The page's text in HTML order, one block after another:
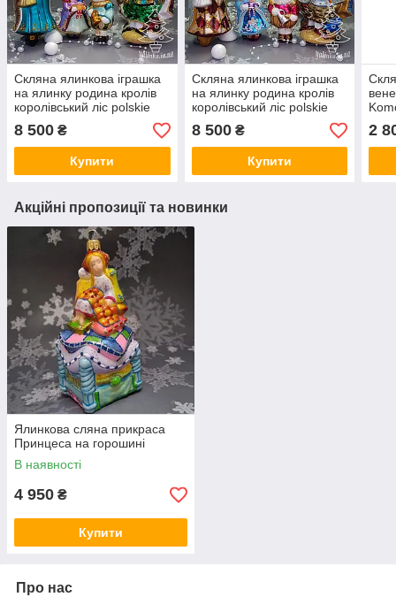
Скляна ялинкова іграшка
на ялинку родина кролів
королівський ліс polskie
zabawki
8 500 ₴
Купити
Скляна ялинкова іграшка
на ялинку родина кролів
королівський ліс polskie
zabawki
8 500₴
Купити
2
Акційні пропозиції та новинки
Ялинкова сляна прикраса
Принцеса на горошині
В наявності
4 950 ₴
Купити
Про нас